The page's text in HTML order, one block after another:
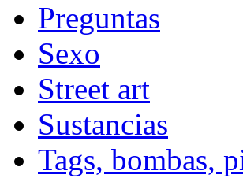
Preguntas
Sexo
Street art
Sustancias
Tags, bombas,